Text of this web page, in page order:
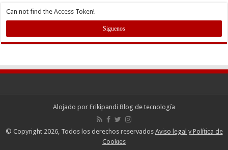
Can not find the Access Token!
Siguenos
Alojado por Frikipandi Blog de tecnología
© Copyright 2026, Todos los derechos reservados Aviso legal y Política de
Cookies